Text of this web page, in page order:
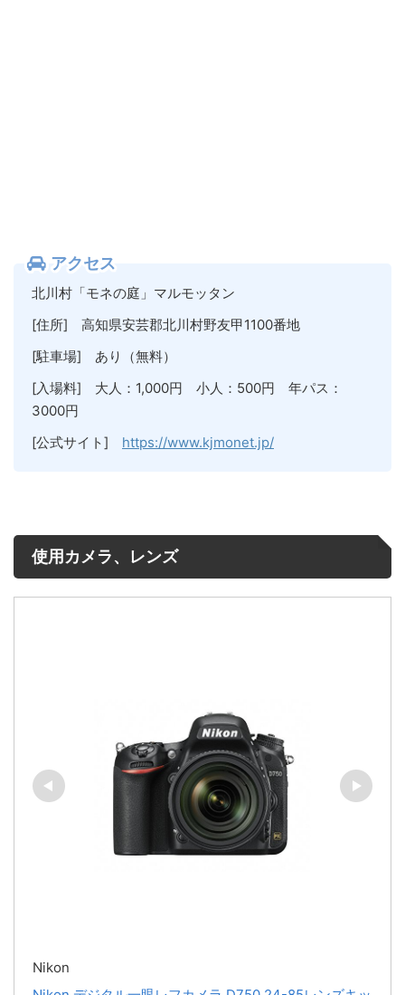
アクセス
北川村「モネの庭」マルモッタン
[住所] 高知県安芸郡北川村野友甲1100番地
[駐車場] あり（無料）
[入場料] 大人：1,000円 小人：500円 年パス：
3000円
[公式サイト] https://www.kjmonet.jp/
使用カメラ、レンズ
Nikon